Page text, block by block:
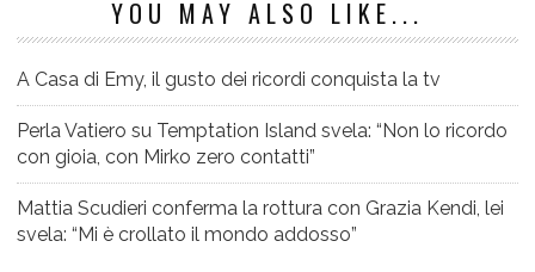
YOU MAY ALSO LIKE...
A Casa di Emy, il gusto dei ricordi conquista la tv
Perla Vatiero su Temptation Island svela: “Non lo ricordo
con gioia, con Mirko zero contatti”
Mattia Scudieri conferma la rottura con Grazia Kendi, lei
svela: “Mi è crollato il mondo addosso”